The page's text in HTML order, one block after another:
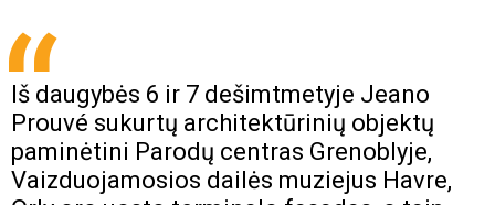
Iš daugybės 6 ir 7 dešimtmetyje Jeano
Prouvé sukurtų architektūrinių objektų
paminėtini Parodų centras Grenoblyje,
Vaizduojamosios dailės muziejus Havre,